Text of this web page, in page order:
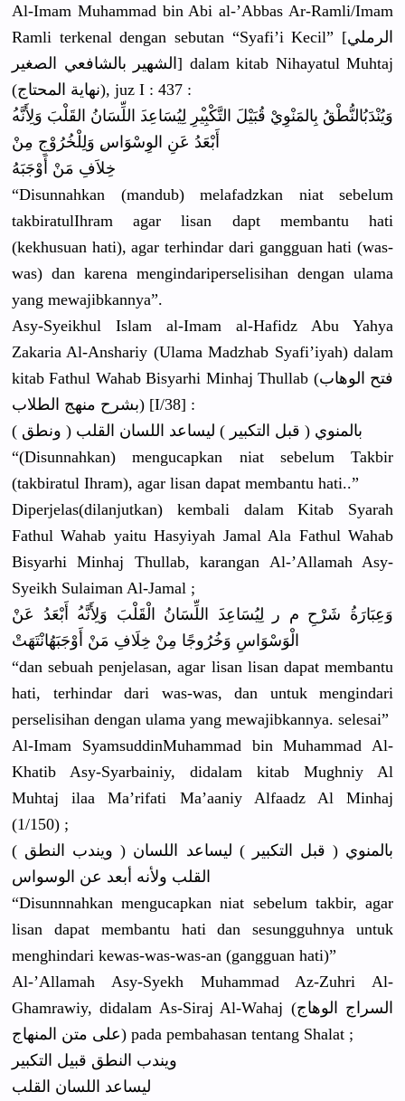
Al-Imam Muhammad bin Abi al-’Abbas Ar-Ramli/Imam
Ramli terkenal dengan sebutan “Syafi’i Kecil” [الرملي
الشهير بالشافعي الصغير] dalam kitab Nihayatul Muhtaj
(نهاية المحتاج), juz I : 437 :
وَيُنْدَبُالنُّطْقُ بِالمَنْوِيْ قُبَيْلَ التَّكْبِيْرِ لِيُسَاعِد َ اللِّسَانُ القَلْبَ وَلِأَنَّه
أَبْعَدُ عَنِ الوِسْوَاس ِ وَلِلْخُرُ وْجِ مِنْ
خِلاَفِ مَنْ أَوْجَبَهُ
“Disunnahkan (mandub) melafadzkan niat sebelum
takbiratulIhram agar lisan dapt membantu hati
(kekhusuan hati), agar terhindar dari gangguan hati (was-
was) dan karena mengindariperselisihan dengan ulama
yang mewajibkannya”.
Asy-Syeikhul Islam al-Imam al-Hafidz Abu Yahya
Zakaria Al-Anshariy (Ulama Madzhab Syafi’iyah) dalam
kitab Fathul Wahab Bisyarhi Minhaj Thullab (فتح الوهاب
بشرح منهج الطلاب) [I/38] :
( ونطق ) بالمنوي ( قبل التكبير ) ليساعد اللسان القلب
“(Disunnahkan) mengucapkan niat sebelum Takbir
(takbiratul Ihram), agar lisan dapat membantu hati..”
Diperjelas(dilanjutkan) kembali dalam Kitab Syarah
Fathul Wahab yaitu Hasyiyah Jamal Ala Fathul Wahab
Bisyarhi Minhaj Thullab, karangan Al-’Allamah Asy-
Syeikh Sulaiman Al-Jamal ;
وَعِبَارَة ُ شَرْحِ م ر لِيُسَاعِد َ اللِّسَانُ الْقَلْبَ وَلِأَنَّه ُ أَبْعَدُ عَنْ
الْوَسْوَاسِ وَخُرُوجًا مِنْ خِلَافِ مَنْ أَوْجَبَهُانْتَهَتْ
“dan sebuah penjelasan, agar lisan lisan dapat membantu
hati, terhindar dari was-was, dan untuk mengindari
perselisihan dengan ulama yang mewajibkannya. selesai”
Al-Imam SyamsuddinMuhammad bin Muhammad Al-
Khatib Asy-Syarbainiy, didalam kitab Mughniy Al
Muhtaj ilaa Ma’rifati Ma’aaniy Alfaadz Al Minhaj
(1/150) ;
( ويندب النطق ) بالمنوي ( قبل التكبير ) ليساعد اللسان
القلب ولأنه أبعد عن الوسواس
“Disunnnahkan mengucapkan niat sebelum takbir, agar
lisan dapat membantu hati dan sesungguhnya untuk
menghindari kewas-was-was-an (gangguan hati)”
Al-’Allamah Asy-Syekh Muhammad Az-Zuhri Al-
Ghamrawiy, didalam As-Siraj Al-Wahaj (السراج الوهاج
على متن المنهاج) pada pembahasan tentang Shalat ;
ويندب النطق قبيل التكبير
ليساعد اللسان القلب